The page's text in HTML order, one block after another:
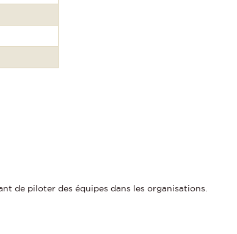
de piloter des équipes dans les organisations.